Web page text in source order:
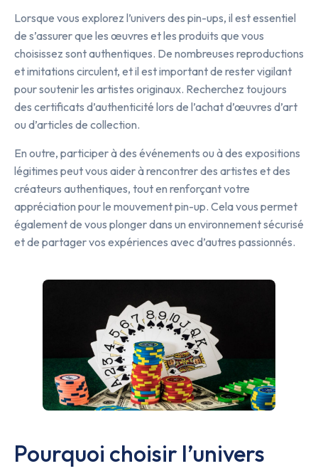
Lorsque vous explorez l’univers des pin-ups, il est essentiel
de s’assurer que les œuvres et les produits que vous
choisissez sont authentiques. De nombreuses reproductions
et imitations circulent, et il est important de rester vigilant
pour soutenir les artistes originaux. Recherchez toujours
des certificats d’authenticité lors de l’achat d’œuvres d’art
ou d’articles de collection.
En outre, participer à des événements ou à des expositions
légitimes peut vous aider à rencontrer des artistes et des
créateurs authentiques, tout en renforçant votre
appréciation pour le mouvement pin-up. Cela vous permet
également de vous plonger dans un environnement sécurisé
et de partager vos expériences avec d’autres passionnés.
Pourquoi choisir l’univers